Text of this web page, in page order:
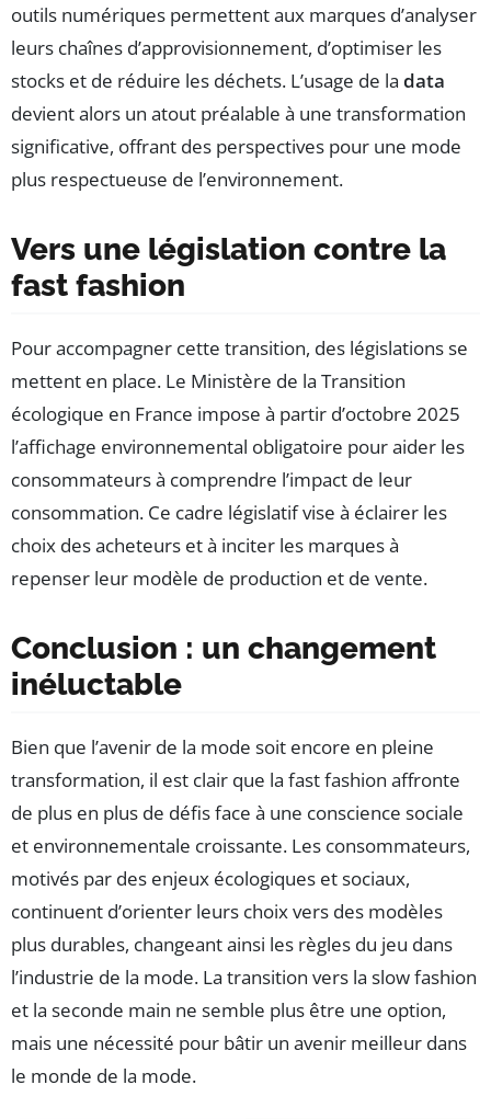
outils numériques permettent aux marques d’analyser
leurs chaînes d’approvisionnement, d’optimiser les
stocks et de réduire les déchets. L’usage de la data
devient alors un atout préalable à une transformation
significative, offrant des perspectives pour une mode
plus respectueuse de l’environnement.
Vers une législation contre la
fast fashion
Pour accompagner cette transition, des législations se
mettent en place. Le Ministère de la Transition
écologique en France impose à partir d’octobre 2025
l’affichage environnemental obligatoire pour aider les
consommateurs à comprendre l’impact de leur
consommation. Ce cadre législatif vise à éclairer les
choix des acheteurs et à inciter les marques à
repenser leur modèle de production et de vente.
Conclusion : un changement
inéluctable
Bien que l’avenir de la mode soit encore en pleine
transformation, il est clair que la fast fashion affronte
de plus en plus de défis face à une conscience sociale
et environnementale croissante. Les consommateurs,
motivés par des enjeux écologiques et sociaux,
continuent d’orienter leurs choix vers des modèles
plus durables, changeant ainsi les règles du jeu dans
l’industrie de la mode. La transition vers la slow fashion
et la seconde main ne semble plus être une option,
mais une nécessité pour bâtir un avenir meilleur dans
le monde de la mode.